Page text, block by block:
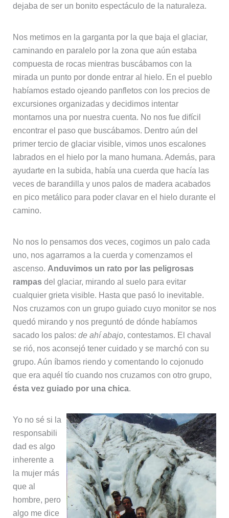
dejaba de ser un bonito espectáculo de la naturaleza.
Nos metimos en la garganta por la que baja el glaciar,
caminando en paralelo por la zona que aún estaba
compuesta de rocas mientras buscábamos con la
mirada un punto por donde entrar al hielo. En el pueblo
habíamos estado ojeando panfletos con los precios de
excursiones organizadas y decidimos intentar
montarnos una por nuestra cuenta. No nos fue difícil
encontrar el paso que buscábamos. Dentro aún del
primer tercio de glaciar visible, vimos unos escalones
labrados en el hielo por la mano humana. Además, para
ayudarte en la subida, había una cuerda que hacía las
veces de barandilla y unos palos de madera acabados
en pico metálico para poder clavar en el hielo durante el
camino.
No nos lo pensamos dos veces, cogimos un palo cada
uno, nos agarramos a la cuerda y comenzamos el
ascenso. Anduvimos un rato por las peligrosas
rampasdel glaciar, mirando al suelo para evitar
cualquier grieta visible. Hasta que pasó lo inevitable.
Nos cruzamos con un grupo guiado cuyo monitor se nos
quedó mirando y nos preguntó de dónde habíamos
sacado los palos: de ahí abajo, contestamos. El chaval
se rió, nos aconsejó tener cuidado y se marchó con su
grupo. Aún íbamos riendo y comentando lo cojonudo
que era aquél tío cuando nos cruzamos con otro grupo,
ésta vez guiado por una chica.
Yo no sé si la
responsabili
dad es algo
inherente a
la mujer más
que al
hombre, pero
algo me dice